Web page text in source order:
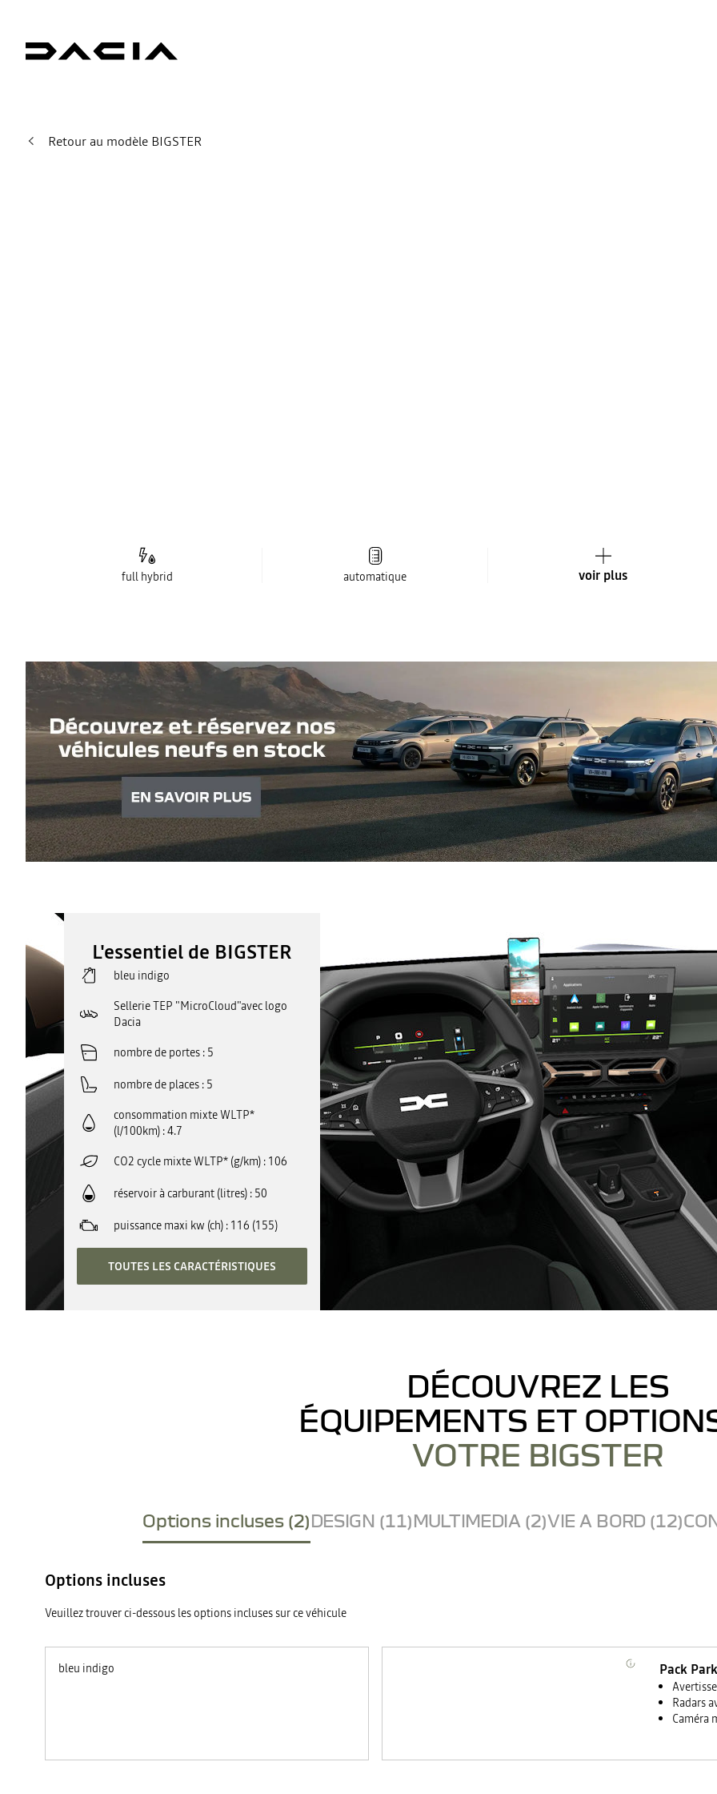
Retour au modèle BIGSTER
full hybrid automatique voir plus
L'essentiel de BIGSTER
bleu indigo
Sellerie TEP "MicroCloud"avec logo
Dacia
nombre de portes 5
nombre de places 5
consommation mixte WLTP*
(l/100km) 4.7
CO2 cycle mixte WLTP* (g/km) 106
réservoir à carburant (litres) 50
puissance maxi kw (ch) 116 (155)
TOUTES LES CARACTÉRISTIQUES
DÉCOUVREZ LES
ÉQUIPEMENTS ET
VOTRE BIGSTER
Options incluses (2)DESIGN (11)MULTIMEDIA (2)VIE A BORD (12)
Options incluses
Veuillez trouver ci-dessous les options incluses sur ce véhicule
bleu indigo Pack
Radars
Caméra